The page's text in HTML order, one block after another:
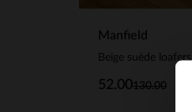
Manfield
Beige suède loafers
130.00
52.00